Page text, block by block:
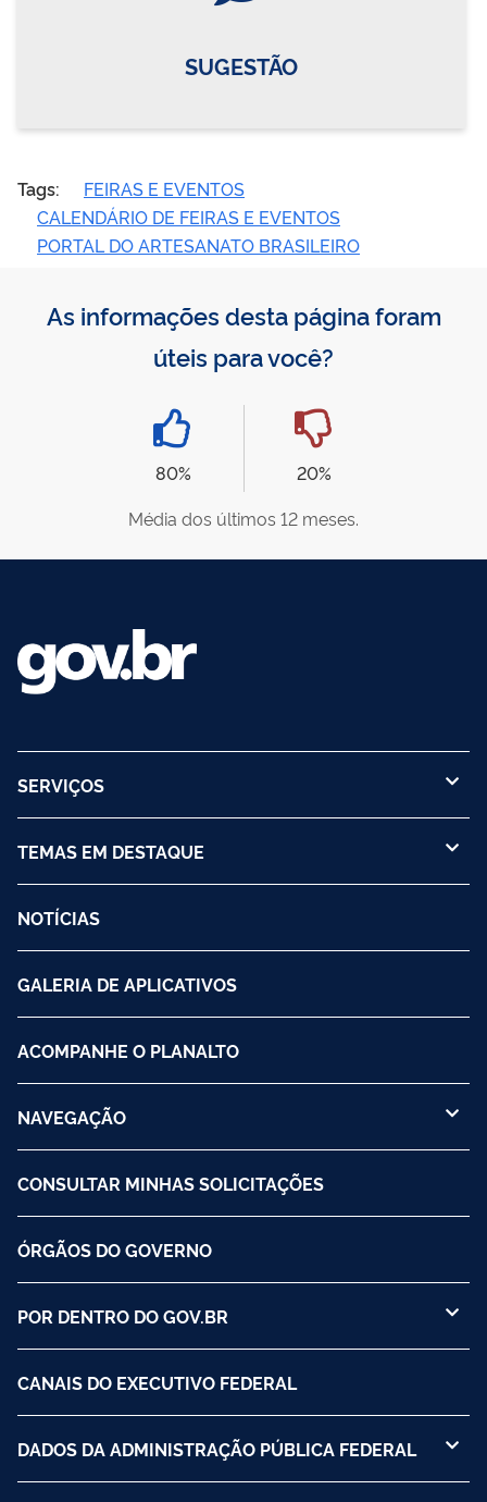
SUGESTÃO
Tags:
FEIRAS E EVENTOS
CALENDÁRIO DE FEIRAS E EVENTOS
PORTAL DO ARTESANATO BRASILEIRO
As informações desta página foram
úteis para você?
80%
20%
Média dos últimos 12 meses.
SERVIÇOS
TEMAS EM DESTAQUE
NOTÍCIAS
GALERIA DE APLICATIVOS
ACOMPANHE O PLANALTO
NAVEGAÇÃO
CONSULTAR MINHAS SOLICITAÇÕES
ÓRGÃOS DO GOVERNO
POR DENTRO DO GOV.BR
CANAIS DO EXECUTIVO FEDERAL
DADOS DA ADMINISTRAÇÃO PÚBLICA FEDERAL